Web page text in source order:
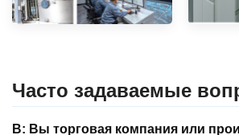
Часто задаваемые
В: Вы торговая компания или